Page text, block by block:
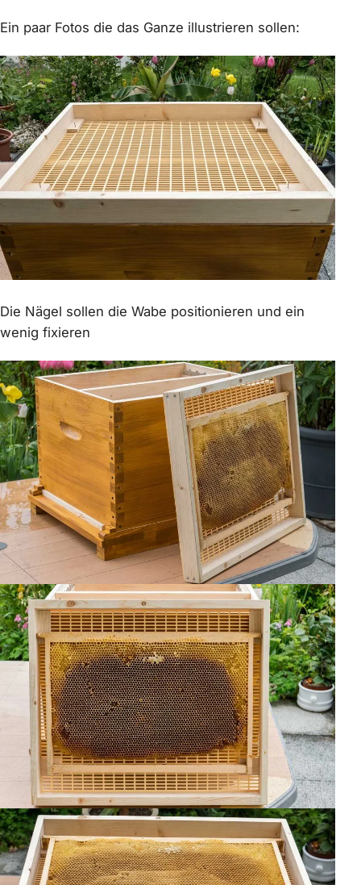
Ein paar Fotos die das Ganze illustrieren sollen:
Die Nägel sollen die Wabe positionieren und ein
wenig fixieren